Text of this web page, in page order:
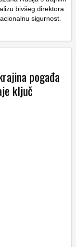
bivšeg direktora
sigurnost.
pogađa
ključ